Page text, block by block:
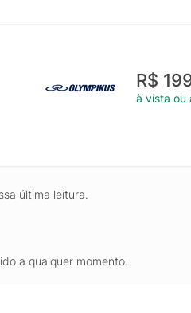
R$
à vista ou
última leitura.
a qualquer momento.